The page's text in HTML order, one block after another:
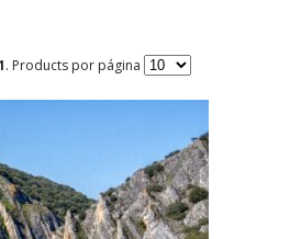
. Products por página